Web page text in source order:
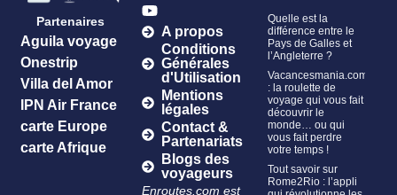
Partenaires
Aguila voyage
Onestrip
Villa del Amor
IPN Air France
carte Europe
carte Afrique
A propos
Conditions
Générales
d'Utilisation
Mentions
légales
Contact &
Partenariats
Blogs des
voyageurs
Enroutes.com est
Quelle est la
différence entre le
Pays de Galles et
l’Angleterre ?
Vacancesmania.com
: la roulette de
voyage qui vous fait
découvrir le
monde… ou qui
vous fait perdre
votre temps !
Tout savoir sur
Rome2Rio : l’appli